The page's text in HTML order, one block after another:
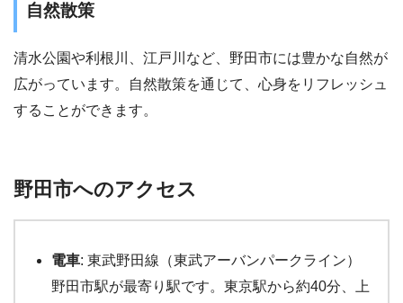
自然散策
清水公園や利根川、江戸川など、野田市には豊かな自然が
広がっています。自然散策を通じて、心身をリフレッシュ
することができます。
野田市へのアクセス
電車: 東武野田線（東武アーバンパークライン）
野田市駅が最寄り駅です。東京駅から約40分、上